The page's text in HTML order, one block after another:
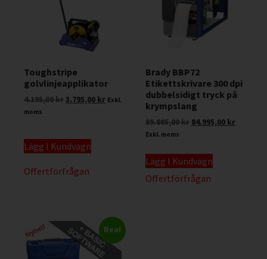
Toughstripe
golvlinjeapplikator
4.195,00kr3.795,00 kr Exkl.
moms
Lägg I Kundvagn
Offertförfrågan
Brady BBP72
Etikettskrivare 300 dpi
dubbelsidigt tryck på
krympslang
89.885,00kr 84.995,00 kr
Exkl. moms
Lägg I Kundvagn
Offertförfrågan
Rea!